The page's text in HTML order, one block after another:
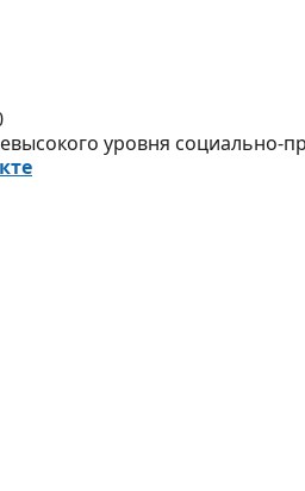
уровня социально-